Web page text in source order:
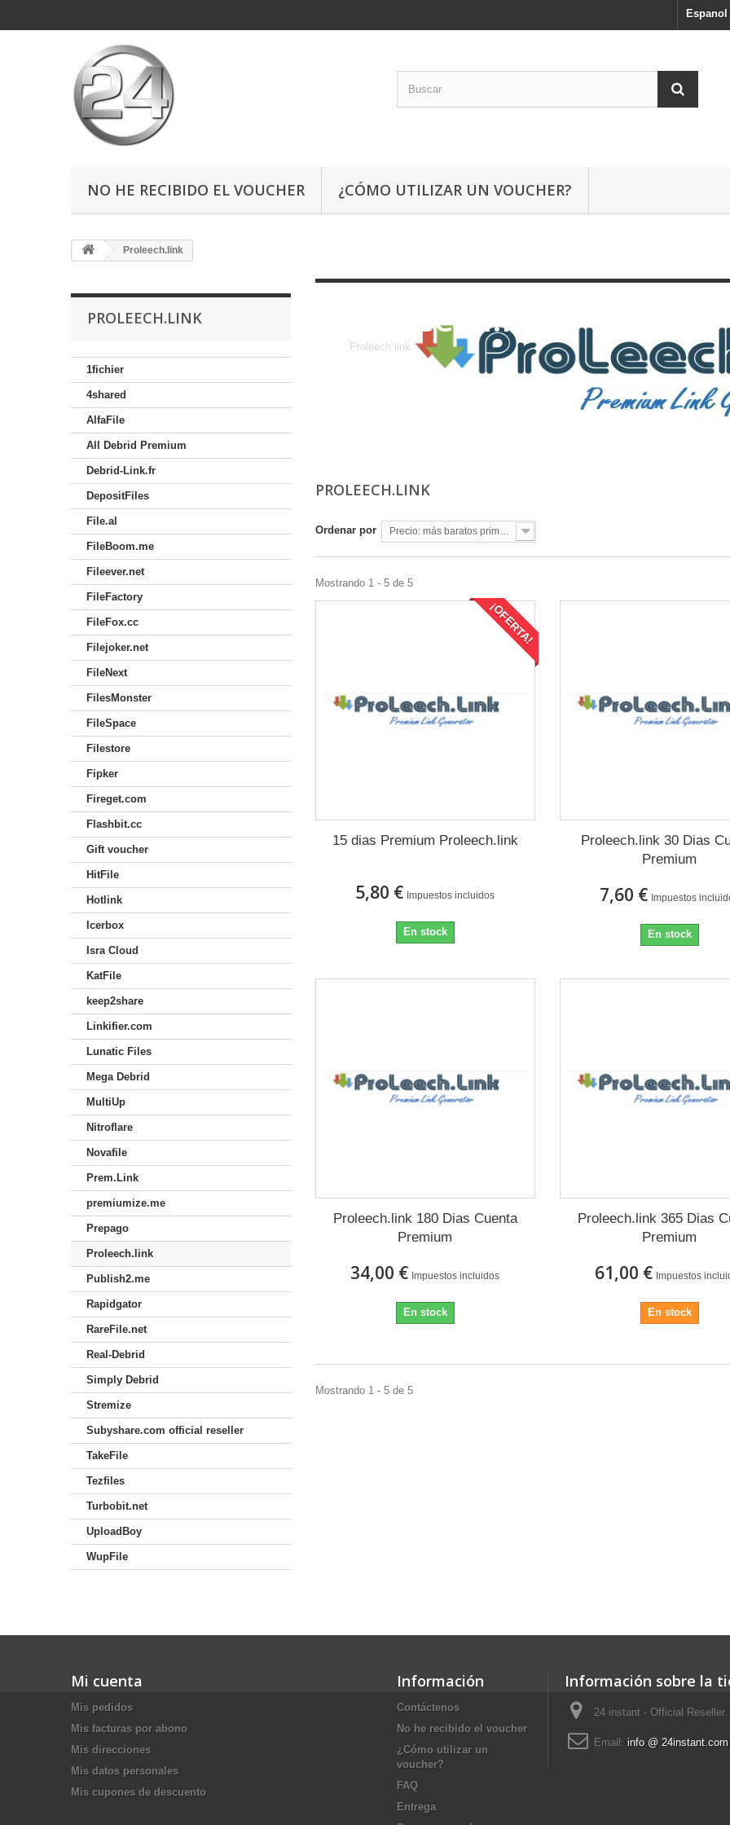
Espanol
NO HE RECIBIDO EL VOUCHER ¿CÓMO UTILIZAR UN VOUCHER?
Proleech.link
PROLEECH.LINK
1fichier
4shared
AlfaFile
All Debrid Premium
Debrid-Link.fr
DepositFiles
File.al
FileBoom.me
Fileever.net
FileFactory
FileFox.cc
Filejoker.net
FileNext
FilesMonster
FileSpace
Filestore
Fipker
Fireget.com
Flashbit.cc
Gift voucher
HitFile
Hotlink
Icerbox
Isra Cloud
KatFile
keep2share
Linkifier.com
Lunatic Files
Mega Debrid
MultiUp
Nitroflare
Novafile
Prem.Link
premiumize.me
Prepago
Proleech.link
Publish2.me
Rapidgator
RareFile.net
Real-Debrid
Simply Debrid
Stremize
Subyshare.com official reseller
TakeFile
Tezfiles
Turbobit.net
UploadBoy
WupFile
Proleech.link
Proleech.link
PROLEECH.LINK
Ordenar por Precio: más baratos primero
Mostrando 1 - 5 de 5
¡OFERTA!
15 dias Premium Proleech.link
5,80 € Impuestos incluidos
En stock
Proleech.link 30 Dias
Premium
7,60 € Impuestos
En stock
Proleech.link 180 Dias Cuenta
Premium
34,00 € Impuestos incluidos
En stock
Proleech.link 365 Dias
Premium
61,00 € Impuestos
En stock
Mostrando 1 - 5 de 5
Mi cuenta
Mis pedidos
Mis facturas por abono
Mis direcciones
Mis datos personales
Mis cupones de descuento
Información
Contáctenos
No he recibido el voucher
¿Cómo utilizar un
voucher?
FAQ
Entrega
Información sobre la
24 instant - Official Reseller
Email: info @ 24instant.com